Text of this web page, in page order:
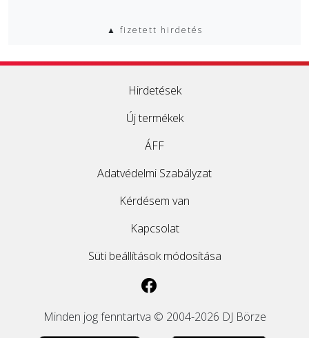
▲ fizetett hirdetés
Hirdetések
Új termékek
ÁFF
Adatvédelmi Szabályzat
Kérdésem van
Kapcsolat
Süti beállítások módosítása
Minden jog fenntartva © 2004-2026 DJ Börze